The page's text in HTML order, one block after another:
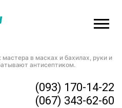
в масках и бахилах, руки и
антисептиком.
(093) 170-14-22
(067) 343-62-60
батарей. Заказ 87672